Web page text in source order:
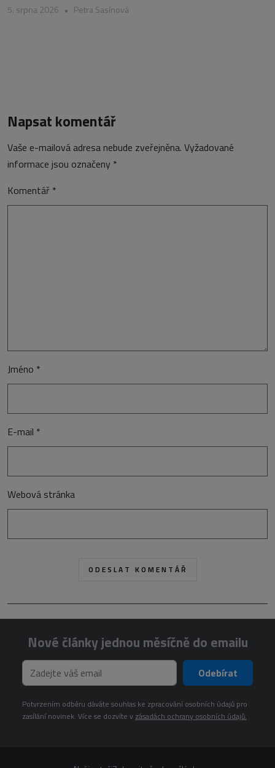
5. srpna 2026 • Petra Sasínová
Napsat komentář
Vaše e-mailová adresa nebude zveřejněna. Vyžadované
informace jsou označeny *
Komentář *
Jméno *
E-mail *
Webová stránka
Nové články jednou měsíčně do emailu
Odebírat
Potvrzením odběru dáváte souhlas ke zpracování osobních údajů pro
zasílání novinek. Více se dozvíte v zásadách ochrany osobních údajů.